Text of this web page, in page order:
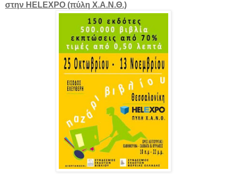
στην HELEXPO (πύλη Χ.Α.Ν.Θ.)